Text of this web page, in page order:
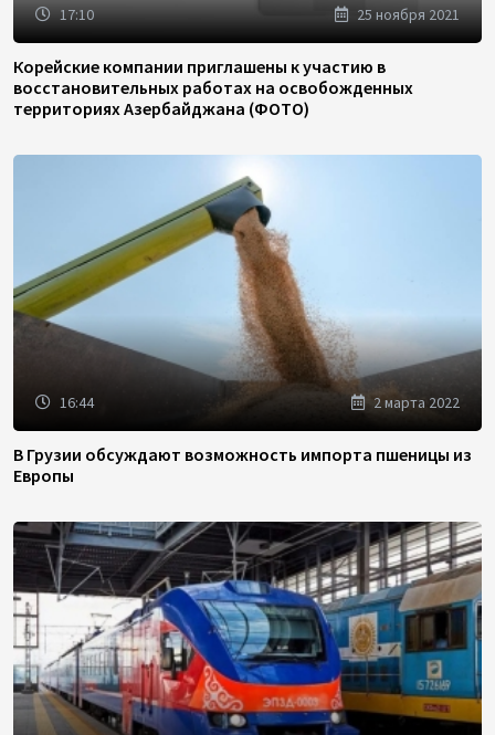
17:10 25 ноября 2021
Корейские компании приглашены к участию в
восстановительных работах на освобожденных
территориях Азербайджана (ФОТО)
16:44 2 марта 2022
В Грузии обсуждают возможность импорта пшеницы из
Европы